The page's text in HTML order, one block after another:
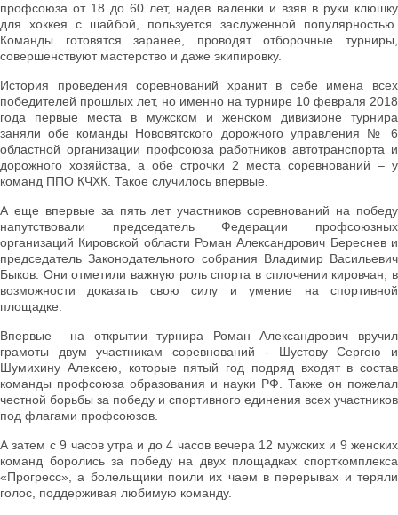
профсоюза от 18 до 60 лет, надев валенки и взяв в руки клюшку
для хоккея с шайбой, пользуется заслуженной популярностью.
Команды готовятся заранее, проводят отборочные турниры,
совершенствуют мастерство и даже экипировку.
История проведения соревнований хранит в себе имена всех
победителей прошлых лет, но именно на турнире 10 февраля 2018
года первые места в мужском и женском дивизионе турнира
заняли обе команды Нововятского дорожного управления № 6
областной организации профсоюза работников автотранспорта и
дорожного хозяйства, а обе строчки 2 места соревнований – у
команд ППО КЧХК. Такое случилось впервые.
А еще впервые за пять лет участников соревнований на победу
напутствовали председатель Федерации профсоюзных
организаций Кировской области Роман Александрович Береснев и
председатель Законодательного собрания Владимир Васильевич
Быков. Они отметили важную роль спорта в сплочении кировчан, в
возможности доказать свою силу и умение на спортивной
площадке.
Впервые на открытии турнира Роман Александрович вручил
грамоты двум участникам соревнований - Шустову Сергею и
Шумихину Алексею, которые пятый год подряд входят в состав
команды профсоюза образования и науки РФ. Также он пожелал
честной борьбы за победу и спортивного единения всех участников
под флагами профсоюзов.
А затем с 9 часов утра и до 4 часов вечера 12 мужских и 9 женских
команд боролись за победу на двух площадках спорткомплекса
«Прогресс», а болельщики поили их чаем в перерывах и теряли
голос, поддерживая любимую команду.